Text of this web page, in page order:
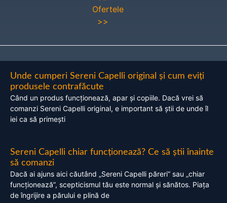
Ofertele
>>
Unde cumperi Sereni Capelli original și cum eviți
produsele contrafăcute
Când un produs funcționează, apar și copiile. Dacă vrei să
comanzi Sereni Capelli original, e important să știi de unde îl
iei ca să primești
Sereni Capelli chiar funcționează? Ce să știi înainte
să comanzi
Dacă ai ajuns aici căutând „Sereni Capelli păreri” sau „chiar
funcționează”, scepticismul tău este normal și sănătos. Piața
de îngrijire a părului e plină de